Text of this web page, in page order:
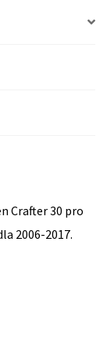
Crafter 30 pro
2006-2017.